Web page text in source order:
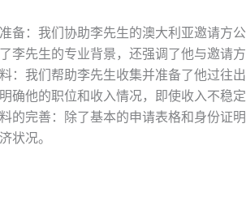
备：我们协助李先生的澳大利亚邀请方
李先生的专业背景，还强调了他与邀请
：我们帮助李先生收集并准备了他过往
确他的职位和收入情况，即使收入不稳
的完善：除了基本的申请表格和身份证
状况。